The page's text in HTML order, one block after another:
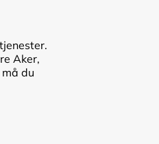
Aker,
du